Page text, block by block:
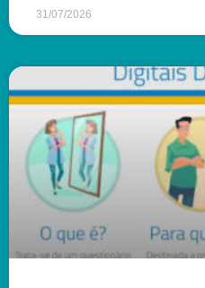
31/07/2026